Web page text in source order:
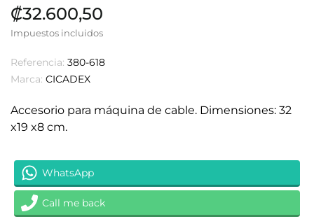
₡32.600,50
Impuestos incluidos
Referencia: 380-618
Marca: CICADEX
Accesorio para máquina de cable. Dimensiones: 32
x19 x8 cm.
WhatsApp
Call me back